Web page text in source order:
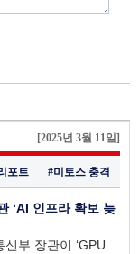
[2025년 3월 11일]
포트 #미토스 충격
‘AI 인프라 확보 늦
부 장관이 ‘GPU